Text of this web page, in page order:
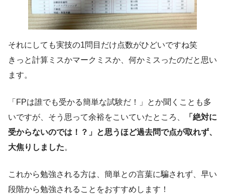
それにしても実技の1問目だけ点数がひどいですね笑
きっと計算ミスかマークミスか、何かミスったのだと思い
ます。
「FPは誰でも受かる簡単な試験だ！」とか聞くことも多
いですが、そう思って余裕をこいていたところ、
「絶対に
受からないのでは！？」と思うほど過去問で点が取れず、
大焦りしました。
これから勉強される方は、簡単との言葉に騙されず、早い
段階から勉強されることをおすすめします！